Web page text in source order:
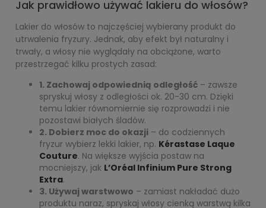
Jak prawidłowo używać lakieru do włosów?
Lakier do włosów to najczęściej wybierany produkt do
utrwalenia fryzury. Jednak, aby efekt był naturalny i
trwały, a włosy nie wyglądały na obciążone, warto
przestrzegać kilku prostych zasad:
1. Zachowaj odpowiednią odległość – zawsze
spryskuj włosy z odległości ok. 20-30 cm. Dzięki
temu lakier równomiernie się rozprowadzi i nie
pozostawi białych śladów.
2. Dobierz moc do okazji – do codziennych
fryzur wybierz lekki lakier, np. Kérastase Laque
Couture. Na większe wyjścia postaw na
mocniejszy, jak L’Oréal Infinium Pure Strong
Extra.
3. Używaj warstwowo – zamiast nakładać dużo
produktu naraz, spryskaj włosy cienką warstwą kilka